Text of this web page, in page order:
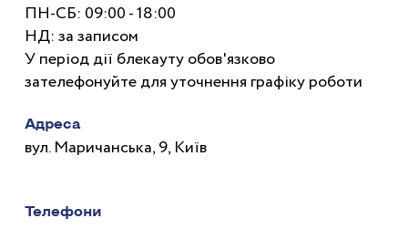
ПН-СБ: 09:00 - 18:00
НД: за записом
У період дії блекауту обов'язково
зателефонуйте для уточнення графіку роботи
Адреса
вул. Маричанська, 9, Київ
Телефони